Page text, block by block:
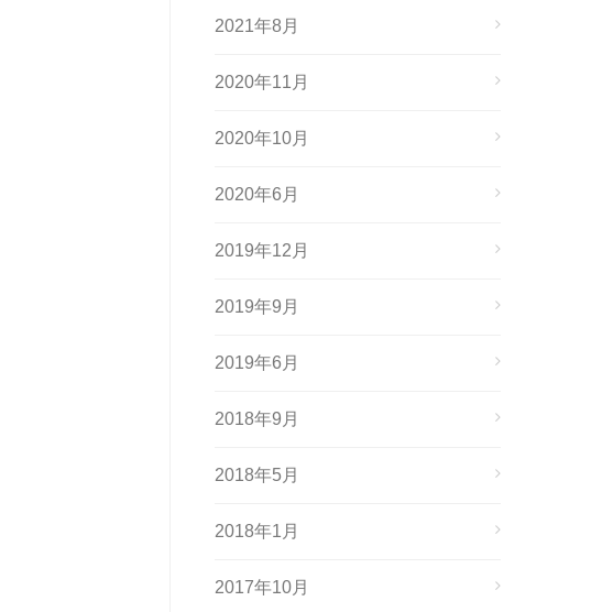
2021年8月
2020年11月
2020年10月
2020年6月
2019年12月
2019年9月
2019年6月
2018年9月
2018年5月
2018年1月
2017年10月